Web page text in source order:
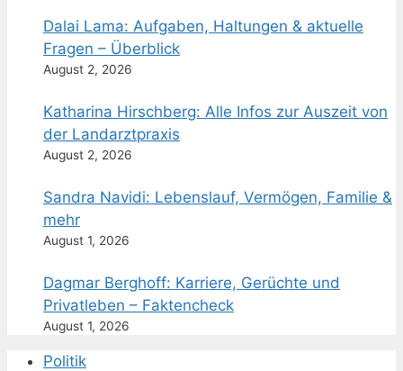
Dalai Lama: Aufgaben, Haltungen & aktuelle
Fragen – Überblick
August 2, 2026
Katharina Hirschberg: Alle Infos zur Auszeit von
der Landarztpraxis
August 2, 2026
Sandra Navidi: Lebenslauf, Vermögen, Familie &
mehr
August 1, 2026
Dagmar Berghoff: Karriere, Gerüchte und
Privatleben – Faktencheck
August 1, 2026
Politik